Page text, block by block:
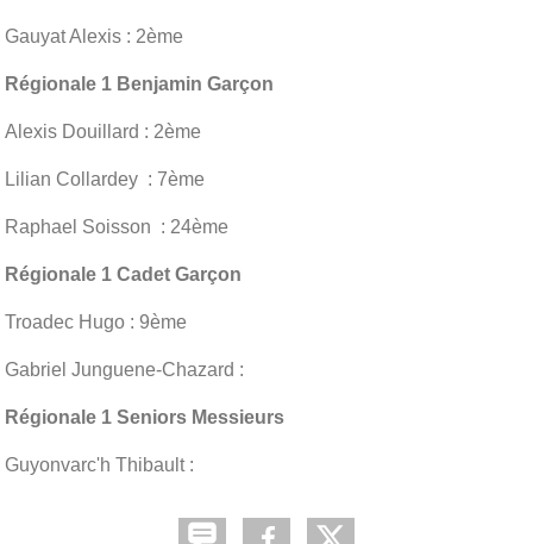
Gauyat Alexis : 2ème
Régionale 1 Benjamin Garçon
Alexis Douillard : 2ème
Lilian Collardey : 7ème
Raphael Soisson : 24ème
Régionale 1 Cadet Garçon
Troadec Hugo : 9ème
Gabriel Junguene-Chazard :
Régionale 1 Seniors Messieurs
Guyonvarc'h Thibault :